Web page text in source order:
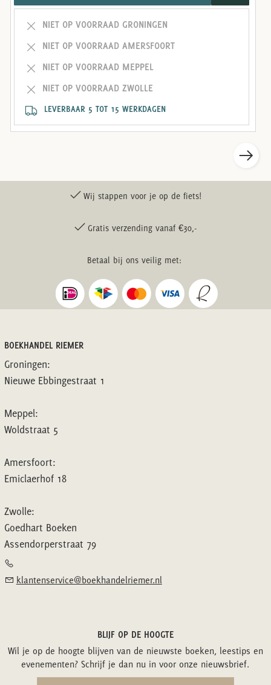
NIET OP VOORRAAD GRONINGEN
NIET OP VOORRAAD AMERSFOORT
NIET OP VOORRAAD MEPPEL
NIET OP VOORRAAD ZWOLLE
LEVERBAAR 5 TOT 15 WERKDAGEN
Wij stappen voor je op de fiets!
Gratis verzending vanaf €30,-
Betaal bij ons veilig met:
BOEKHANDEL RIEMER
Groningen:
Nieuwe Ebbingestraat 1
Meppel:
Woldstraat 5
Amersfoort:
Emiclaerhof 18
Zwolle:
Goedhart Boeken
Assendorperstraat 79
klantenservice@boekhandelriemer.nl
BLIJF OP DE HOOGTE
Wil je op de hoogte blijven van de nieuwste boeken, leestips en
evenementen? Schrijf je dan nu in voor onze nieuwsbrief.